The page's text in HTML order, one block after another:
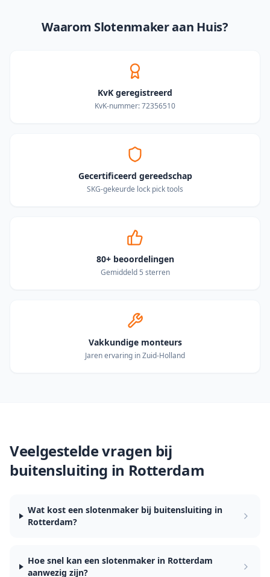
Waarom Slotenmaker aan Huis?
KvK geregistreerd
KvK-nummer: 72356510
Gecertificeerd gereedschap
SKG-gekeurde lock pick tools
80+ beoordelingen
Gemiddeld 5 sterren
Vakkundige monteurs
Jaren ervaring in Zuid-Holland
Veelgestelde vragen bij
buitensluiting in Rotterdam
Wat kost een slotenmaker bij buitensluiting in
Rotterdam?
Hoe snel kan een slotenmaker in Rotterdam
aanwezig zijn?